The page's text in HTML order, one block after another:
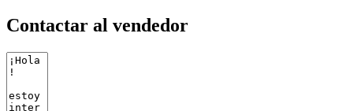
Contactar al vendedor